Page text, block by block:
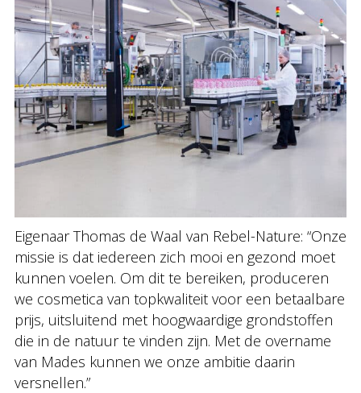
Eigenaar Thomas de Waal van Rebel-Nature: “Onze
missie is dat iedereen zich mooi en gezond moet
kunnen voelen. Om dit te bereiken, produceren
we cosmetica van topkwaliteit voor een betaalbare
prijs, uitsluitend met hoogwaardige grondstoffen
die in de natuur te vinden zijn. Met de overname
van Mades kunnen we onze ambitie daarin
versnellen.”